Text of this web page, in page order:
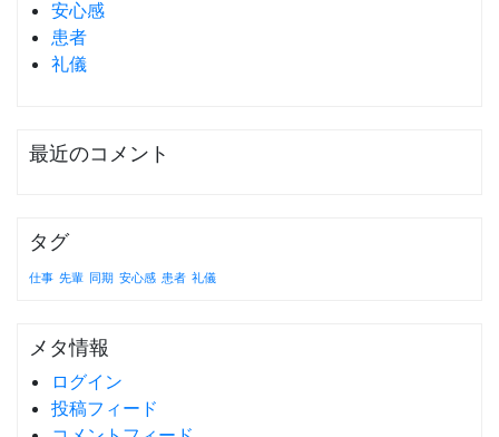
安心感
患者
礼儀
最近のコメント
タグ
仕事 先輩 同期 安心感 患者 礼儀
メタ情報
ログイン
投稿フィード